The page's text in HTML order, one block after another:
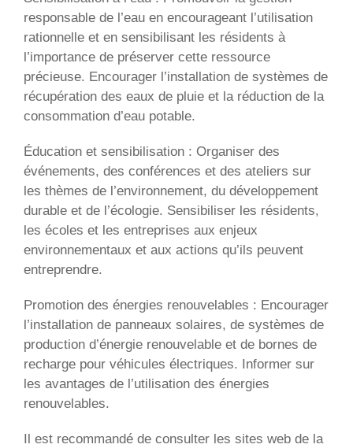
responsable de l’eau en encourageant l’utilisation
rationnelle et en sensibilisant les résidents à
l’importance de préserver cette ressource
précieuse. Encourager l’installation de systèmes de
récupération des eaux de pluie et la réduction de la
consommation d’eau potable.
Éducation et sensibilisation : Organiser des
événements, des conférences et des ateliers sur
les thèmes de l’environnement, du développement
durable et de l’écologie. Sensibiliser les résidents,
les écoles et les entreprises aux enjeux
environnementaux et aux actions qu’ils peuvent
entreprendre.
Promotion des énergies renouvelables : Encourager
l’installation de panneaux solaires, de systèmes de
production d’énergie renouvelable et de bornes de
recharge pour véhicules électriques. Informer sur
les avantages de l’utilisation des énergies
renouvelables.
Il est recommandé de consulter les sites web de la